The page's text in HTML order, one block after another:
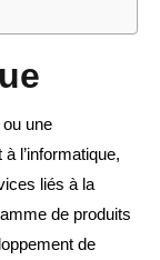
une
l’informatique,
liés à la
de produits
de